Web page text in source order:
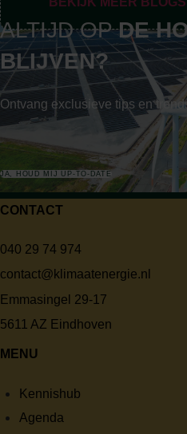
ALTIJD OPDE
BLIJVEN?
Ontvang exclusieve tips en
JA, HOUD MIJ UP-TO-DATE
CONTACT
040 29 74 974
contact@klimaatenergie.nl
Emmasingel 29-17
5611 AZ Eindhoven
MENU
Kennishub
Agenda